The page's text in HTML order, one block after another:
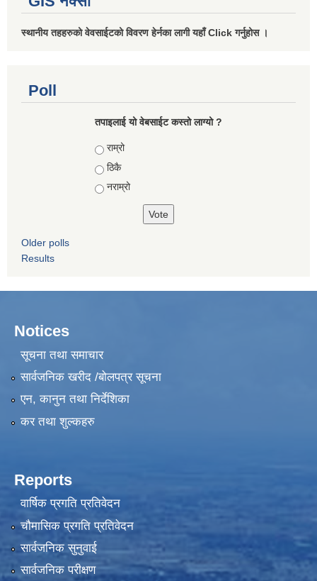
स्थानीय तहहरुको वेवसाईटको विवरण हेर्नका लागी यहाँ Click गर्नुहोस ।
Poll
तपाइलाई यो वेबसाईट कस्तो लाग्यो ?
Choices
राम्रो
ठिकै
नराम्रो
Older polls
Results
Notices
सूचना तथा समाचार
सार्वजनिक खरीद /बोलपत्र सूचना
एन, कानुन तथा निर्देशिका
कर तथा शुल्कहरु
Reports
वार्षिक प्रगति प्रतिवेदन
चौमासिक प्रगति प्रतिवेदन
सार्वजनिक सुनुवाई
सार्वजनिक परीक्षण